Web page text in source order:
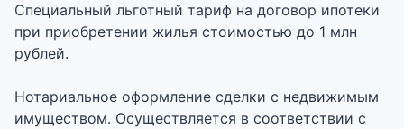
Специальный льготный тариф на договор ипотеки
при приобретении жилья стоимостью до 1 млн
рублей.
Нотариальное оформление сделки с недвижимым
имуществом. Осуществляется в соответствии с